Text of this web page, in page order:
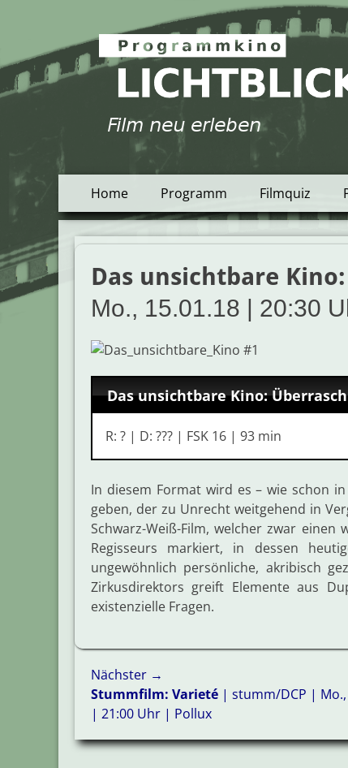
Programmkino
Primäres
Menü
Inhalt
springen
Home Programm Filmquiz
Das unsichtbare
Mo., 15.01.18 | 20:30
Das unsichtbare Kino:
R: ? | D: ??? | FSK 16 | 93 min
In diesem Format wird es – wie schon
geben, der zu Unrecht weitgehend in
Schwarz-Weiß-Film, welcher zwar
Regisseurs markiert, in dessen
ungewöhnlich persönliche, akribisch
Zirkusdirektors greift Elemente aus
existenzielle Fragen.
Beitragsnavigation
Nächster →
Nächster
Beitrag:
Stummfilm: Varieté | stumm/DCP | Mo.,
| 21:00 Uhr | Pollux